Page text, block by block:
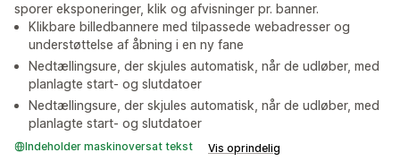
sporer eksponeringer, klik og afvisninger pr. banner.
Klikbare billedbannere med tilpassede webadresser og
understøttelse af åbning i en ny fane
Nedtællingsure, der skjules automatisk, når de udløber, med
planlagte start- og slutdatoer
Nedtællingsure, der skjules automatisk, når de udløber, med
planlagte start- og slutdatoer
Indeholder maskinoversat tekst Vis oprindelig